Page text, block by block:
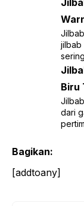
jilbab
Biru
dari
Bagikan:
[addtoany]